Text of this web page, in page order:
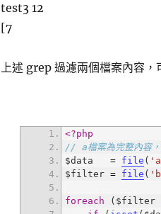
test3 12
[7
上述 grep 過濾兩個檔案內容
<?php
// a檔案為完整內容，
$data = file (
$filter = file (
foreach ($filter